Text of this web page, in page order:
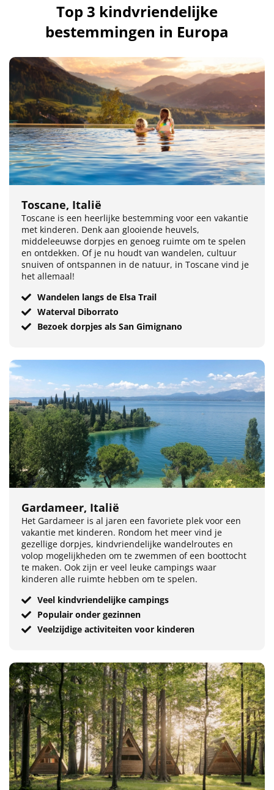
Top 3 kindvriendelijke
bestemmingen in Europa
Toscane, Italië
Toscane is een heerlijke bestemming voor een vakantie
met kinderen. Denk aan glooiende heuvels,
middeleeuwse dorpjes en genoeg ruimte om te spelen
en ontdekken. Of je nu houdt van wandelen, cultuur
snuiven of ontspannen in de natuur, in Toscane vind je
het allemaal!
Wandelen langs de Elsa Trail
Waterval Diborrato
Bezoek dorpjes als San Gimignano
Gardameer, Italië
Het Gardameer is al jaren een favoriete plek voor een
vakantie met kinderen. Rondom het meer vind je
gezellige dorpjes, kindvriendelijke wandelroutes en
volop mogelijkheden om te zwemmen of een boottocht
te maken. Ook zijn er veel leuke campings waar
kinderen alle ruimte hebben om te spelen.
Veel kindvriendelijke campings
Populair onder gezinnen
Veelzijdige activiteiten voor kinderen